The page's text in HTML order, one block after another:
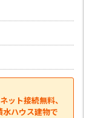
ット接続無料、
ハウス建物で